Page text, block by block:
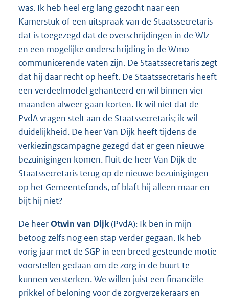
was. Ik heb heel erg lang gezocht naar een
Kamerstuk of een uitspraak van de Staatssecretaris
dat is toegezegd dat de overschrijdingen in de Wlz
en een mogelijke onderschrijding in de Wmo
communicerende vaten zijn. De Staatssecretaris zegt
dat hij daar recht op heeft. De Staatssecretaris heeft
een verdeelmodel gehanteerd en wil binnen vier
maanden alweer gaan korten. Ik wil niet dat de
PvdA vragen stelt aan de Staatssecretaris; ik wil
duidelijkheid. De heer Van Dijk heeft tijdens de
verkiezingscampagne gezegd dat er geen nieuwe
bezuinigingen komen. Fluit de heer Van Dijk de
Staatssecretaris terug op de nieuwe bezuinigingen
op het Gemeentefonds, of blaft hij alleen maar en
bijt hij niet?
De heerOtwin van Dijk(PvdA): Ik ben in mijn
betoog zelfs nog een stap verder gegaan. Ik heb
vorig jaar met de SGP in een breed gesteunde motie
voorstellen gedaan om de zorg in de buurt te
kunnen versterken. We willen juist een financiële
prikkel of beloning voor de zorgverzekeraars en